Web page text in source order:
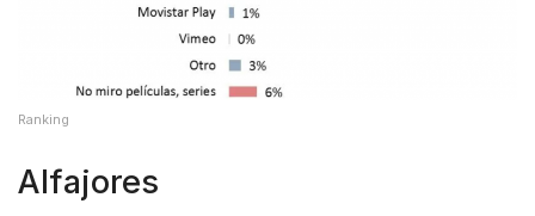
Ranking
Alfajores